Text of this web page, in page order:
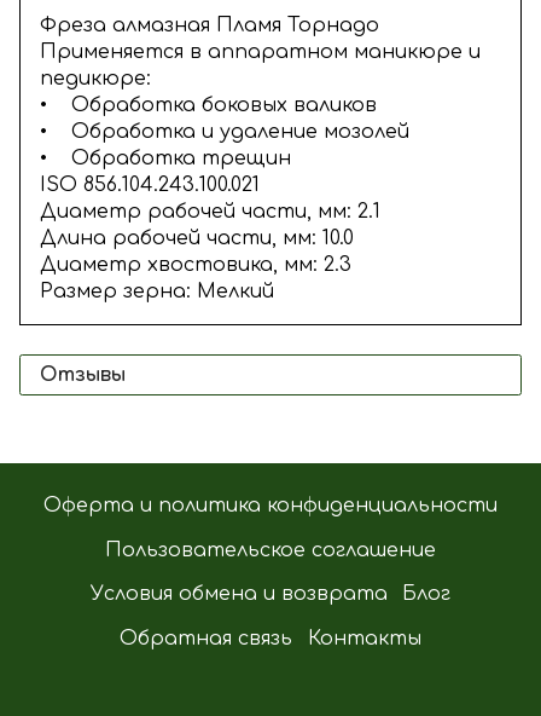
Фреза алмазная Пламя Торнадо
Применяется в аппаратном маникюре и
педикюре:
• Обработка боковых валиков
• Обработка и удаление мозолей
• Обработка трещин
ISO 856.104.243.100.021
Диаметр рабочей части, мм: 2.1
Длина рабочей части, мм: 10.0
Диаметр хвостовика, мм: 2.3
Размер зерна: Мелкий
Отзывы
Оферта и политика конфиденциальности
Пользовательское соглашение
Условия обмена и возврата Блог
Обратная связь Контакты